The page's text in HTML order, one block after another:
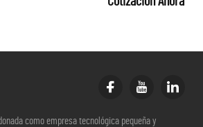
como empresa tecnológica pequeña y